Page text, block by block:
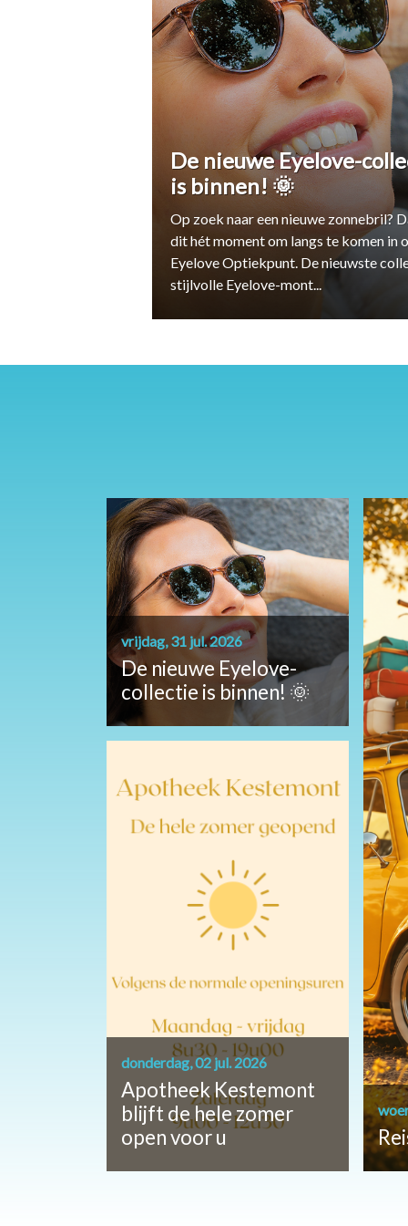
De nieuwe Eyelove-
is binnen! 🌞
Op zoek naar een nieuwe zonnebril?
dit hét moment om langs te komen in
Eyelove Optiekpunt. De nieuwste
stijlvolle Eyelove-mont...
vrijdag, 31 jul. 2026
De nieuwe Eyelove-
collectie is binnen! 🌞
donderdag, 02 jul. 2026
Apotheek Kestemont
blijft de hele zomer
open voor u